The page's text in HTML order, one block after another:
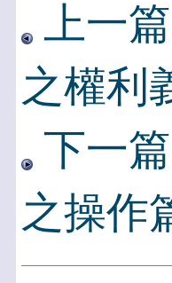
上一
之權利
下一
之操作